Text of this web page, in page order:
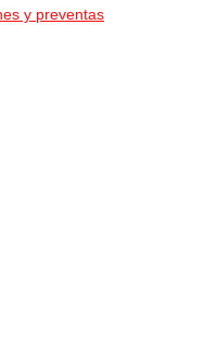
y preventas